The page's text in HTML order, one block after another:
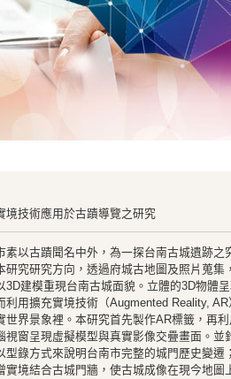
境技術應用於古蹟導覽之研究
素以古蹟聞名中外，為一探台南古城遺跡之
研究研究方向，透過府城古地圖及照片蒐
3D建模重現台南古城面貌。立體的3D物體
利用擴充實境技術（Augmented Reality,
世界景象裡。本研究首先製作AR標籤，再
視窗呈現虛擬模型與真實影像交疊畫面。並
型錄方式來說明台南市完整的城門歷史變遷
實境結合古城門牆，使古城成像在現今地圖